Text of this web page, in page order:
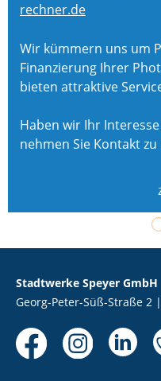
rechner.de
Wir kümmern uns um
Finanzierung Ihrer
bieten attraktive
Haben wir Ihr
nehmen Sie Kontakt zu
Stadtwerke Speyer GmbH
Georg-Peter-Süß-Straße 2